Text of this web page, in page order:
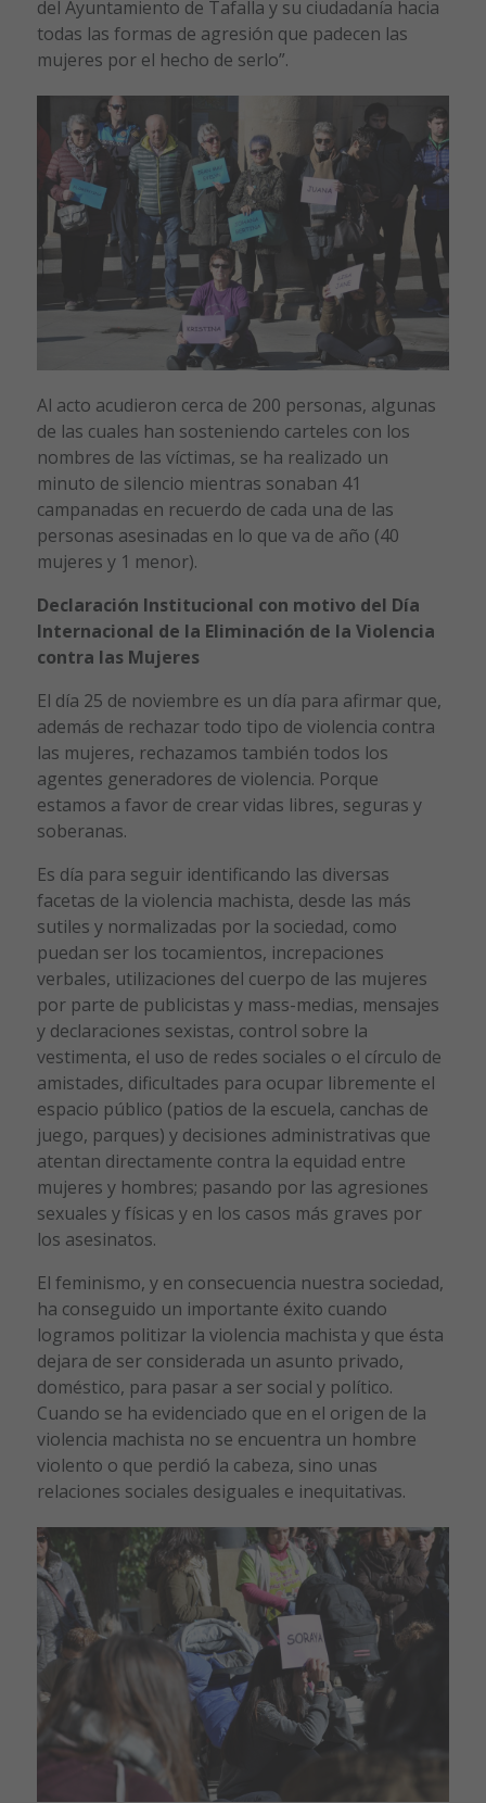
del Ayuntamiento de Tafalla y su ciudadanía hacia
todas las formas de agresión que padecen las
mujeres por el hecho de serlo”.
Al acto acudieron cerca de 200 personas, algunas
de las cuales han sosteniendo carteles con los
nombres de las víctimas, se ha realizado un
minuto de silencio mientras sonaban 41
campanadas en recuerdo de cada una de las
personas asesinadas en lo que va de año (40
mujeres y 1 menor).
Declaración Institucional con motivo del Día
Internacional de la Eliminación de la Violencia
contra las Mujeres
El día 25 de noviembre es un día para afirmar que,
además de rechazar todo tipo de violencia contra
las mujeres, rechazamos también todos los
agentes generadores de violencia. Porque
estamos a favor de crear vidas libres, seguras y
soberanas.
Es día para seguir identificando las diversas
facetas de la violencia machista, desde las más
sutiles y normalizadas por la sociedad, como
puedan ser los tocamientos, increpaciones
verbales, utilizaciones del cuerpo de las mujeres
por parte de publicistas y mass-medias, mensajes
y declaraciones sexistas, control sobre la
vestimenta, el uso de redes sociales o el círculo de
amistades, dificultades para ocupar libremente el
espacio público (patios de la escuela, canchas de
juego, parques) y decisiones administrativas que
atentan directamente contra la equidad entre
mujeres y hombres; pasando por las agresiones
sexuales y físicas y en los casos más graves por
los asesinatos.
El feminismo, y en consecuencia nuestra sociedad,
ha conseguido un importante éxito cuando
logramos politizar la violencia machista y que ésta
dejara de ser considerada un asunto privado,
doméstico, para pasar a ser social y político.
Cuando se ha evidenciado que en el origen de la
violencia machista no se encuentra un hombre
violento o que perdió la cabeza, sino unas
relaciones sociales desiguales e inequitativas.